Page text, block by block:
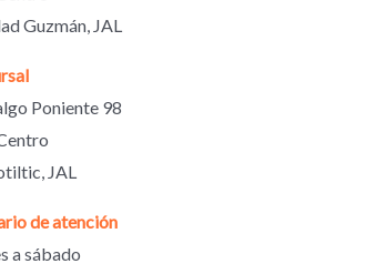
Guzmán, JAL
Poniente 98
JAL
de atención
a sábado